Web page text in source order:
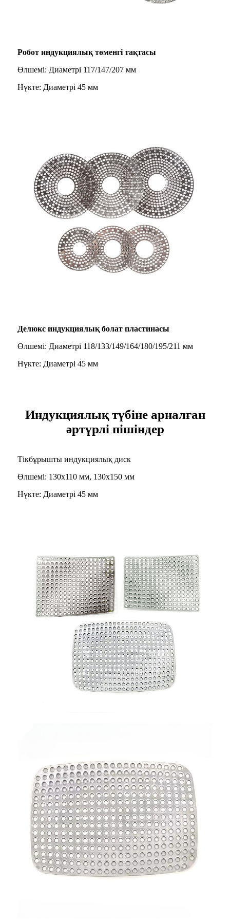
Робот индукциялық төменгі тақтасы
Өлшемі: Диаметрі 117/147/207 мм
Нүкте: Диаметрі 45 мм
Делюкс индукциялық болат пластинасы
Өлшемі: Диаметрі 118/133/149/164/180/195/211 мм
Нүкте: Диаметрі 45 мм
Индукциялық түбіне арналған
әртүрлі пішіндер
Тікбұрышты индукциялық диск
Өлшемі: 130x110 мм, 130x150 мм
Нүкте: Диаметрі 45 мм